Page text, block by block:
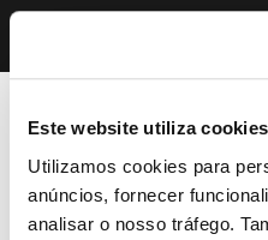
Este website utiliza cookies
Utilizamos cookies para
anúncios, fornecer
analisar o nosso tráfego.